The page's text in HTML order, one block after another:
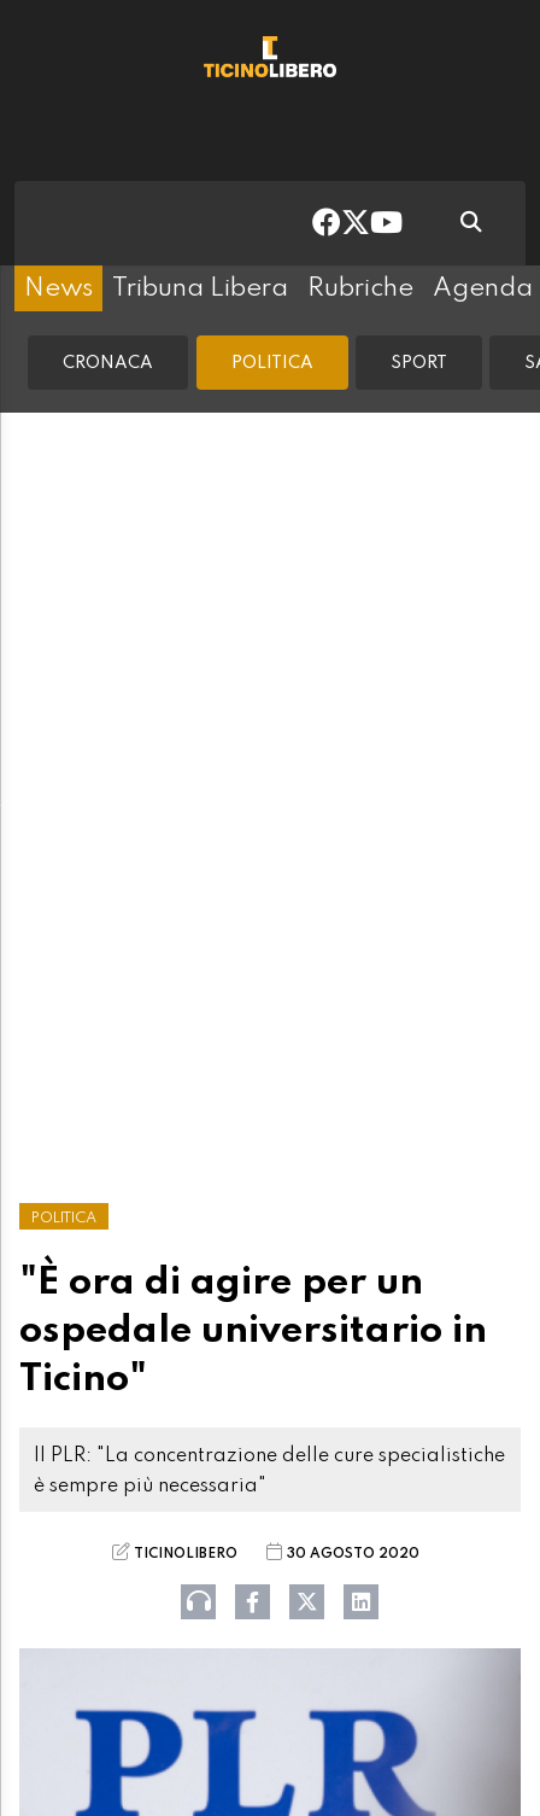
News Tribuna Libera Rubriche Agenda
CRONACA POLITICA SPORT
POLITICA
"È ora di agire per un
ospedale universitario in
Ticino"
Il PLR: "La concentrazione delle cure specialistiche
è sempre più necessaria"
TICINOLIBERO 30 AGOSTO 2020